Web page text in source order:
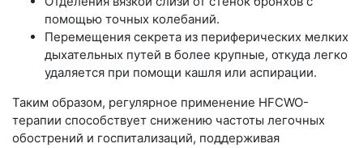
помощью точных колебаний.
Перемещения секрета из периферических мелких
дыхательных путей в более крупные, откуда легко
удаляется при помощи кашля или аспирации.
Таким образом, регулярное применение HFCWO-
терапии способствует снижению частоты легочных
обострений и госпитализаций, поддерживая